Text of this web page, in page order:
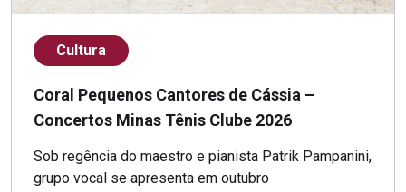
Cultura
Coral Pequenos Cantores de Cássia –
Concertos Minas Tênis Clube 2026
Sob regência do maestro e pianista Patrik Pampanini,
grupo vocal se apresenta em outubro